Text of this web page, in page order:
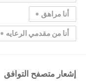
أنا مراهق
أنا من مقدمي الرعايه
إشعار متصفح التوافق